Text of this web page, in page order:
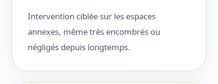
Intervention ciblée sur les espaces
annexes, même très encombrés ou
négligés depuis longtemps.